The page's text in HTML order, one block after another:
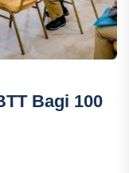
Bagi 100